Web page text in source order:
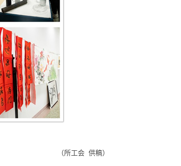
（所工会 供稿）